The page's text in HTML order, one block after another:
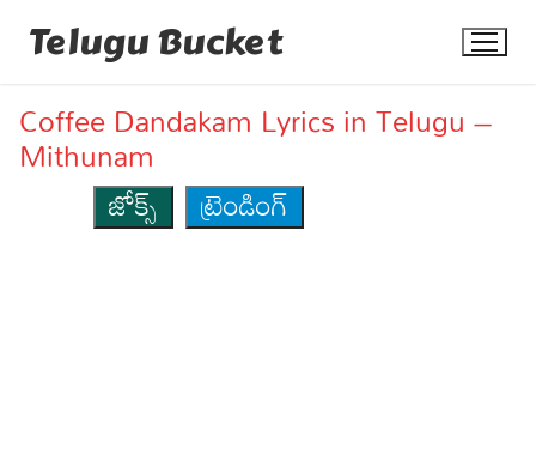
Telugu Bucket
Coffee Dandakam Lyrics in Telugu –
Mithunam
జోక్స్
ట్రెండింగ్